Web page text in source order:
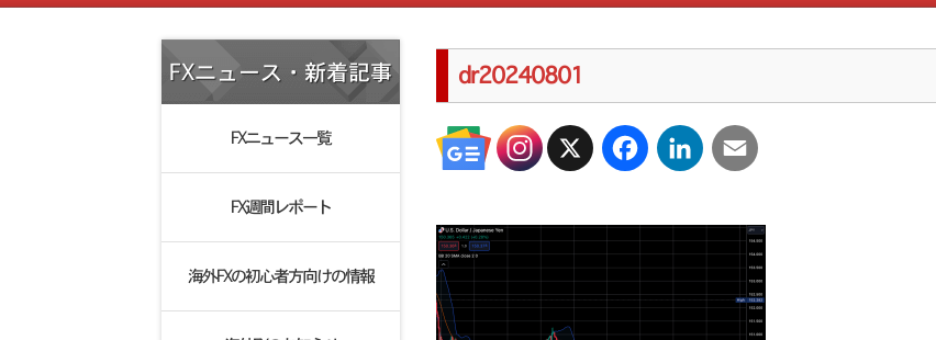
FXニュース・新着記事
FXニュース一覧
FX週間レポート
海外FXの初心者方向けの情報
dr20240801